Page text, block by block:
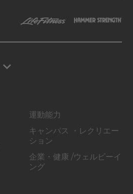
運動能力
キャンパス ・レクリエー
ション
企業・健康 /ウェルビーイ
ング